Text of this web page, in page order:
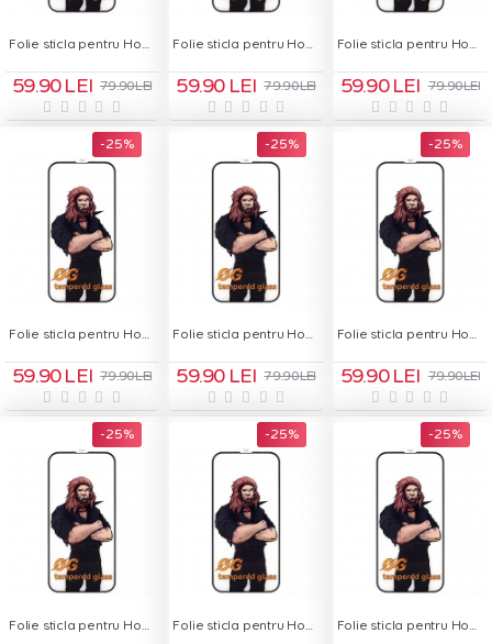
Folie sticla pentru Honor 400 Lite - OG Green Glass
59.90 LEI 79.90 LEI
Folie sticla pentru Honor 400 Lite - OG Green Glass
59.90 LEI 79.90 LEI
Folie sticla pentru Honor 400 Pro - OG Green Glass
59.90 LEI 79.90 LEI
-25 %
Folie sticla pentru Honor 70 Lite - OG Green Glass
59.90 LEI 79.90 LEI
-25 %
Folie sticla pentru Honor 90 Lite - OG Green Glass
59.90 LEI 79.90 LEI
-25 %
Folie sticla pentru Honor Magic 7 Pro - OG Green Glass
59.90 LEI 79.90 LEI
-25 % -25 % -25 %